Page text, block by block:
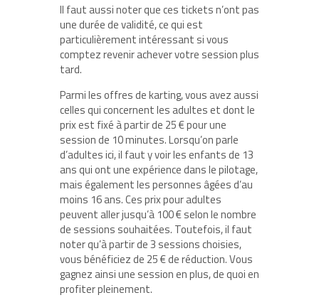
Il faut aussi noter que ces tickets n’ont pas
une durée de validité, ce qui est
particulièrement intéressant si vous
comptez revenir achever votre session plus
tard.
Parmi les offres de karting, vous avez aussi
celles qui concernent les adultes et dont le
prix est fixé à partir de 25 € pour une
session de 10 minutes. Lorsqu’on parle
d’adultes ici, il faut y voir les enfants de 13
ans qui ont une expérience dans le pilotage,
mais également les personnes âgées d’au
moins 16 ans. Ces prix pour adultes
peuvent aller jusqu’à 100 € selon le nombre
de sessions souhaitées. Toutefois, il faut
noter qu’à partir de 3 sessions choisies,
vous bénéficiez de 25 € de réduction. Vous
gagnez ainsi une session en plus, de quoi en
profiter pleinement.